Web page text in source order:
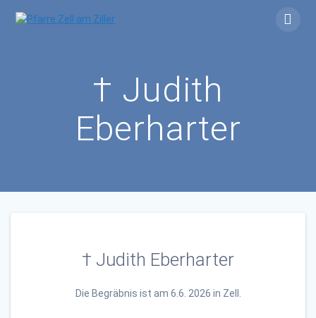
† Judith
Eberharter
† Judith Eberharter
Die Begräbnis ist am 6.6. 2026 in Zell.